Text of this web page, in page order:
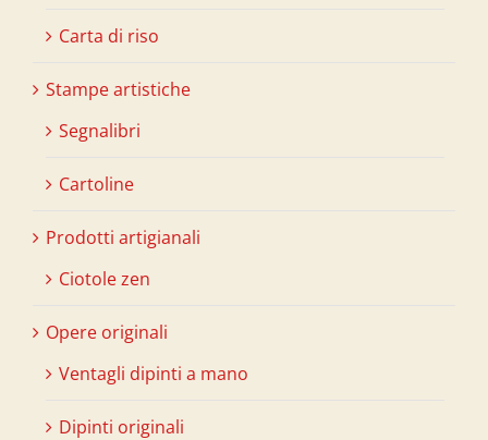
Carta di riso
Stampe artistiche
Segnalibri
Cartoline
Prodotti artigianali
Ciotole zen
Opere originali
Ventagli dipinti a mano
Dipinti originali